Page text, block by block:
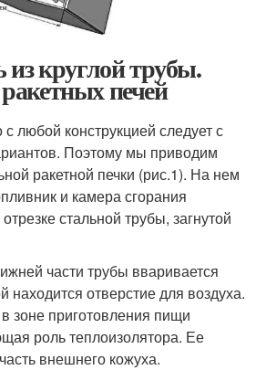
из круглой трубы.
печей
любой конструкцией следует с
Поэтому мы приводим
ракетной печки (рис.1). На нем
и камера сгорания
стальной трубы, загнутой
части трубы вваривается
находится отверстие для воздуха.
зоне приготовления пищи
роль теплоизолятора. Ее
внешнего кожуха.